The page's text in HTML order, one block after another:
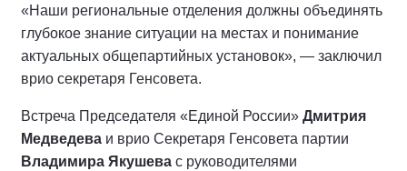
«Наши региональные отделения должны объединять
глубокое знание ситуации на местах и понимание
актуальных общепартийных установок», — заключил
врио секретаря Генсовета.
Встреча Председателя «Единой России» Дмитрия
Медведева и врио Секретаря Генсовета партии
Владимира Якушева с руководителями